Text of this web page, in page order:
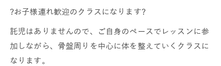
?お子様連れ歓迎のクラスになります?
託児はありませんので、ご自身のペースでレッスンに参
加しながら、骨盤周りを中心に体を整えていくクラスに
なります。